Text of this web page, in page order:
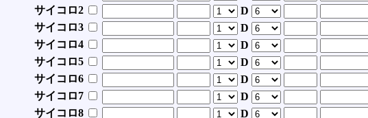
サイコロ2
D
サイコロ3
D
サイコロ4
D
サイコロ5
D
サイコロ6
D
サイコロ7
D
サイコロ8
D